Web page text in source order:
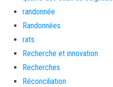
randonnée
Randonnées
rats
Recherche et innovation
Recherches
Réconciliation